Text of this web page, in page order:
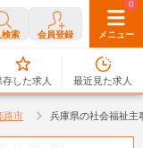
検索 会員登録 メニュー
0
存した求人
0
最近見た求人
路市 兵庫県の社会福祉主